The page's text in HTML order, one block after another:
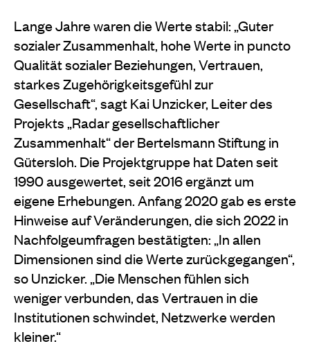
Lange Jahre waren die Werte stabil: „Guter
sozialer Zusammenhalt, hohe Werte in puncto
Qualität sozialer Beziehungen, Vertrauen,
starkes Zugehörigkeitsgefühl zur
Gesellschaft“, sagt Kai Unzicker, Leiter des
Projekts „Radar gesellschaftlicher
Zusammenhalt“ der Bertelsmann Stiftung in
Gütersloh. Die Projektgruppe hat Daten seit
1990 ausgewertet, seit 2016 ergänzt um
eigene Erhebungen. Anfang 2020 gab es erste
Hinweise auf Veränderungen, die sich 2022 in
Nachfolgeumfragen bestätigten: „In allen
Dimensionen sind die Werte zurückgegangen“,
so Unzicker. „Die Menschen fühlen sich
weniger verbunden, das Vertrauen in die
Institutionen schwindet, Netzwerke werden
kleiner.“